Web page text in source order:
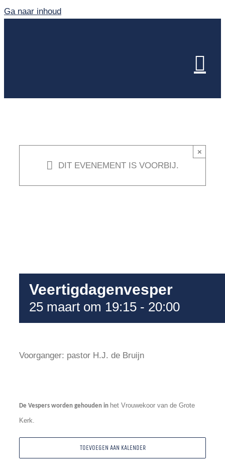
Ga naar inhoud
DIT EVENEMENT IS VOORBIJ.
×
Veertigdagenvesper
25 maart om 19:15 - 20:00
Voorganger: pastor H.J. de Bruijn
De Vespers worden gehouden in het Vrouwekoor van de Grote
Kerk.
TOEVOEGEN AAN KALENDER